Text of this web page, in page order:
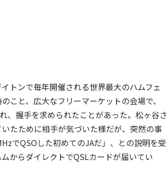
トンで毎年開催される世界最大のハムフェ
と、広大なフリーマーケットの会場で、
握手を求められたことがあった。松ヶ谷さ
たために相手が気づいた様だが、突然の事
でQSOした初めてのJAだ」、との説明を受
からダイレクトでQSLカードが届いてい